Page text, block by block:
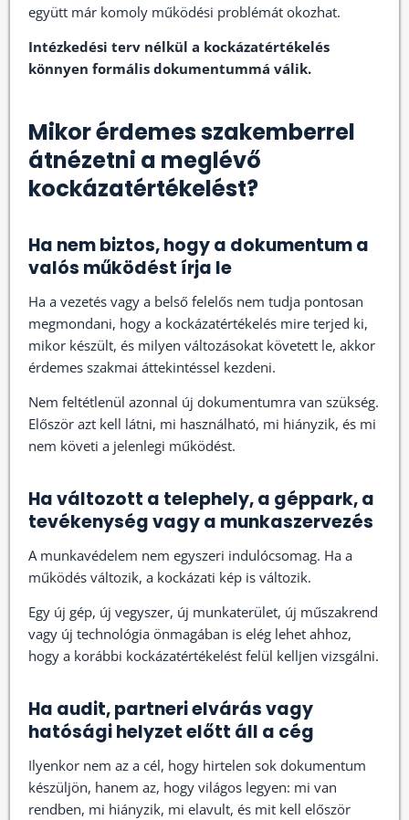
együtt már komoly működési problémát okozhat.
Intézkedési terv nélkül a kockázatértékelés
könnyen formális dokumentummá válik.
Mikor érdemes szakemberrel
átnézetni a meglévő
kockázatértékelést?
Ha nem biztos, hogy a dokumentum a
valós működést írja le
Ha a vezetés vagy a belső felelős nem tudja pontosan
megmondani, hogy a kockázatértékelés mire terjed ki,
mikor készült, és milyen változásokat követett le, akkor
érdemes szakmai áttekintéssel kezdeni.
Nem feltétlenül azonnal új dokumentumra van szükség.
Először azt kell látni, mi használható, mi hiányzik, és mi
nem követi a jelenlegi működést.
Ha változott a telephely, a géppark, a
tevékenység vagy a munkaszervezés
A munkavédelem nem egyszeri indulócsomag. Ha a
működés változik, a kockázati kép is változik.
Egy új gép, új vegyszer, új munkaterület, új műszakrend
vagy új technológia önmagában is elég lehet ahhoz,
hogy a korábbi kockázatértékelést felül kelljen vizsgálni.
Ha audit, partneri elvárás vagy
hatósági helyzet előtt áll a cég
Ilyenkor nem az a cél, hogy hirtelen sok dokumentum
készüljön, hanem az, hogy világos legyen: mi van
rendben, mi hiányzik, mi elavult, és mit kell először